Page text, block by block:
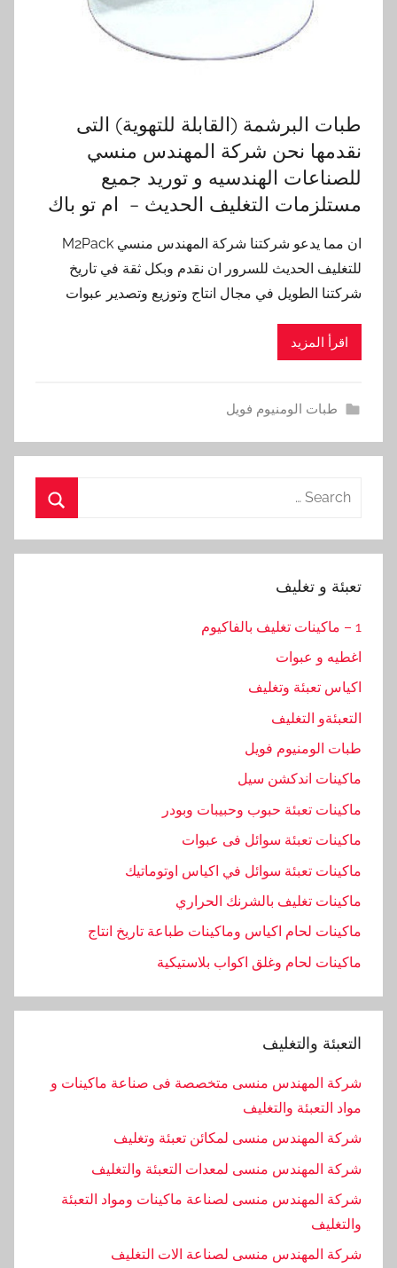
طبات البرشمة (القابلة للتهوية) التى
نقدمها نحن شركة المهندس منسي
للصناعات الهندسيه و توريد جميع
مستلزمات التغليف الحديث – ام تو باك
ان مما يدعو شركتنا شركة المهندس منسي M2Pack
للتغليف الحديث للسرور ان نقدم وبكل ثقة في تاريخ
شركتنا الطويل في مجال انتاج وتوزيع وتصدير عبوات
اقرأ المزيد
طبات الومنيوم فويل
Search
تعبئة و تغليف
1 – ماكينات تغليف بالفاكيوم
اغطيه و عبوات
اكياس تعبئة وتغليف
التعبئةو التغليف
طبات الومنيوم فويل
ماكينات اندكشن سيل
ماكينات تعبئة حبوب وحبيبات وبودر
ماكينات تعبئة سوائل فى عبوات
ماكينات تعبئة سوائل في اكياس اوتوماتيك
ماكينات تغليف بالشرنك الحراري
ماكينات لحام اكياس وماكينات طباعة تاريخ انتاج
ماكينات لحام وغلق اكواب بلاستيكية
التعبئة والتغليف
شركة المهندس منسى متخصصة فى صناعة ماكينات و
مواد التعبئة والتغليف
شركة المهندس منسى لمكائن تعبئة وتغليف
شركة المهندس منسى لمعدات التعبئة والتغليف
شركة المهندس منسى لصناعة ماكينات ومواد التعبئة
والتغليف
‏شركة المهندس منسى لصناعة الات التغليف